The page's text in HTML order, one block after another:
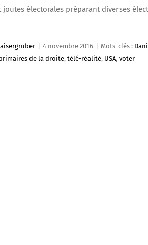
joutes électorales préparant diverses
4 novembre 2016 Mots-clés :
de la droite, télé-réalité, USA, voter